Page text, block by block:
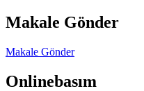
Makale Gönder
Makale Gönder
Onlinebasım